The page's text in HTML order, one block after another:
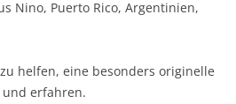
Nino, Puerto Rico, Argentinien,
helfen, eine besonders originelle
erfahren.